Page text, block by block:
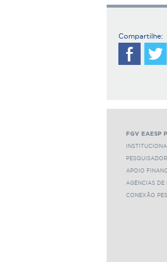
Compartilhe:
FGV EAESP
APOIO
AGÊNCIAS DE
CONEXÃO